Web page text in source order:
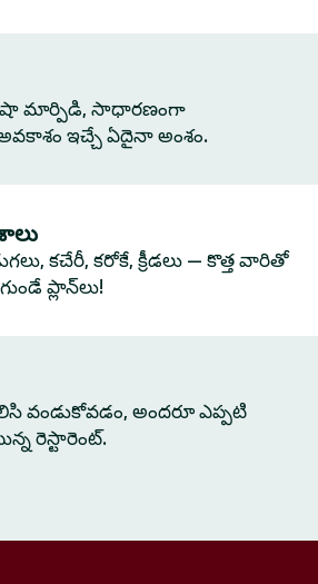
మార్పిడి, సాధారణంగా
ఇచ్చే ఏదైనా అంశం.
కచేరీ, కరోకే, క్రీడలు — కొత్త వారితో
ప్లాన్‌లు!
వండుకోవడం, అందరూ ఎప్పటి
రెస్టారెంట్.